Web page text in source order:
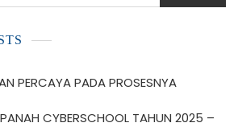
PERCAYA PADA PROSESNYA
CYBERSCHOOL TAHUN 2025 –